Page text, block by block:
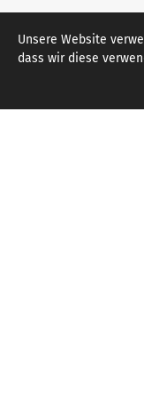
Unsere Website
dass wir diese